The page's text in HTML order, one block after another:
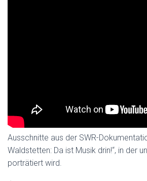
Ausschnitte aus der SWR-
Waldstetten: Da ist Musik drin!“, in der
porträtiert wird.